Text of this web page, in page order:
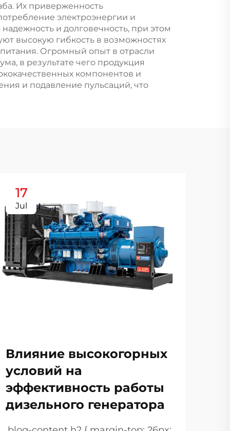
Их приверженность
электроэнергии и
и долговечность, при этом
высокую гибкость в возможностях
Огромный опыт в отрасли
в результате чего продукция
компонентов и
и подавление пульсаций, что
17
Jul
Влияние высокогорных
условий на
эффективность работы
дизельного генератора